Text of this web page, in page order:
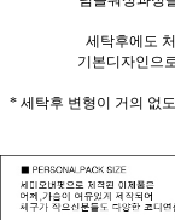
세탁후에도
기본디자인으
* 세탁후 변형이 거의 없